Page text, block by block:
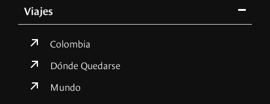
Viajes
Colombia
Dónde Quedarse
Mundo